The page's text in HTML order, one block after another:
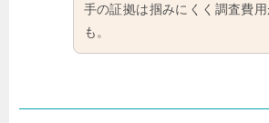
手の証拠は掴みにくく調査費
も。